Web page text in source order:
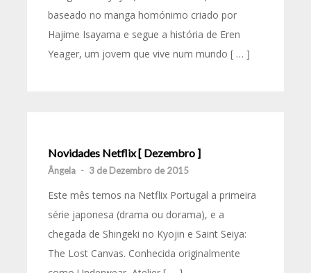
baseado no manga homónimo criado por
Hajime Isayama e segue a história de Eren
Yeager, um jovem que vive num mundo [ … ]
Novidades Netflix [ Dezembro ]
Ângela - 3 de Dezembro de 2015
Este mês temos na Netflix Portugal a primeira
série japonesa (drama ou dorama), e a
chegada de Shingeki no Kyojin e Saint Seiya:
The Lost Canvas. Conhecida originalmente